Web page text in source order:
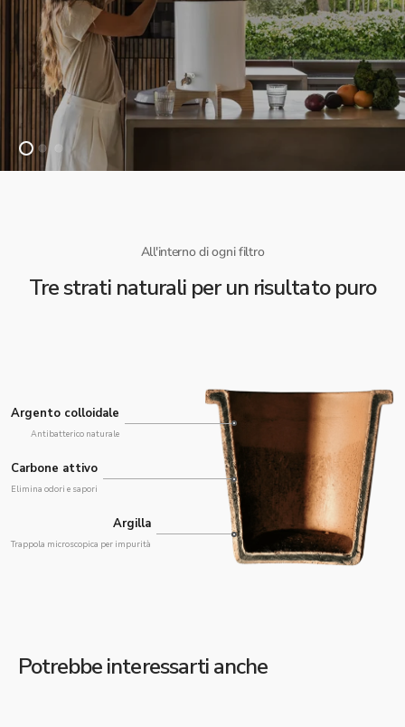
All'interno di ogni filtro
Tre strati naturali per un risultato puro
Argento colloidale
Antibatterico naturale
Carbone attivo
Elimina odori e sapori
Argilla
Trappola microscopica per impurità
Potrebbe interessarti anche